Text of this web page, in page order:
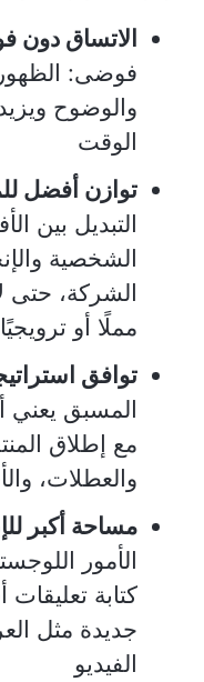
الاتساق دون
فوضى: الظهور
والوضوح
الوقت
توازن أفضل
التبديل بين
الشخصية
الشركة، حتى
مملًا أو ترويجيًا
توافق
المسبق يعني
مع إطلاق
والعطلات،
مساحة أكبر
الأمور
كتابة
جديدة مثل
الفيديو